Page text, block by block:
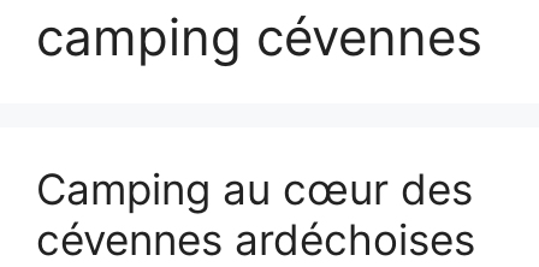
camping cévennes
Camping au cœur des
cévennes ardéchoises